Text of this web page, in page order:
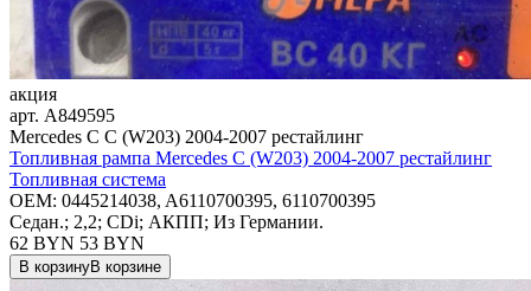
акция
арт. A849595
Mercedes C C (W203) 2004-2007 рестайлинг
Топливная рампа Mercedes C (W203) 2004-2007 рестайлинг
Топливная система
OEM: 0445214038, A6110700395, 6110700395
Седан.; 2,2; CDi; АКПП; Из Германии.
62 BYN 53 BYN
В корзинуВ корзине